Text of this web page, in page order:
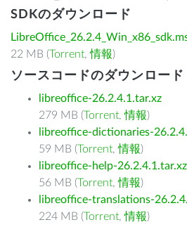
SDKのダウンロード
22 MB (Torrent,情報)
ソースコードのダウンロード
libreoffice-26.2.4.1.tar.xz
279 MB (Torrent,情報)
libreoffice-dictionaries-
59 MB (Torrent,情報)
libreoffice-help-26.2.4.1.tar.xz
56 MB (Torrent,情報)
libreoffice-translations-
224 MB (Torrent,情報)